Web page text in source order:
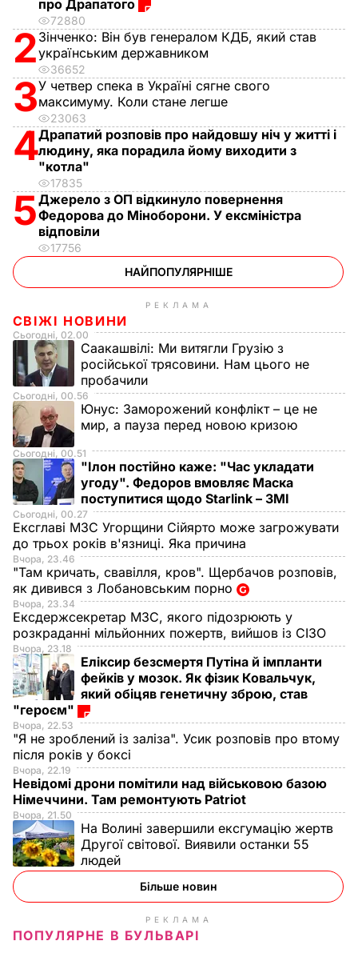
про Драпатого
72880
2 Зінченко: Він був генералом КДБ, який став
українським державником
36652
3У четвер спека в Україні сягне свого
максимуму. Коли стане легше
23063
4Драпатий розповів про найдовшу ніч у житті і
людину, яка порадила йому виходити з
"котла"
17835
5Джерело з ОП відкинуло повернення
Федорова до Міноборони. У ексміністра
відповіли
17756
НАЙПОПУЛЯРНІШЕ
РЕКЛАМА
СВІЖІ НОВИНИ
Сьогодні, 02.00
Саакашвілі: Ми витягли Грузію з
російської трясовини. Нам цього не
пробачили
Сьогодні, 00.56
Юнус: Заморожений конфлікт – це не
мир, а пауза перед новою кризою
Сьогодні, 00.51
"Ілон постійно каже: "Час укладати
угоду". Федоров вмовляє Маска
поступитися щодо Starlink – ЗМІ
Сьогодні, 00.27
Ексглаві МЗС Угорщини Сійярто може загрожувати
до трьох років в'язниці. Яка причина
Вчора, 23.46
"Там кричать, свавілля, кров". Щербачов розповів,
як дивився з Лобановським порно
Вчора, 23.34
Ексдержсекретар МЗС, якого підозрюють у
розкраданні мільйонних пожертв, вийшов із СІЗО
Вчора, 23.18
Еліксир безсмертя Путіна й імпланти
фейків у мозок. Як фізик Ковальчук,
який обіцяв генетичну зброю, став
"героєм"
Вчора, 22.53
"Я не зроблений із заліза". Усик розповів про втому
після років у боксі
Вчора, 22.19
Невідомі дрони помітили над військовою базою
Німеччини. Там ремонтують Patriot
Вчора, 21.50
На Волині завершили ексгумацію жертв
Другої світової. Виявили останки 55
людей
Більше новин
РЕКЛАМА
ПОПУЛЯРНЕ В БУЛЬВАРІ